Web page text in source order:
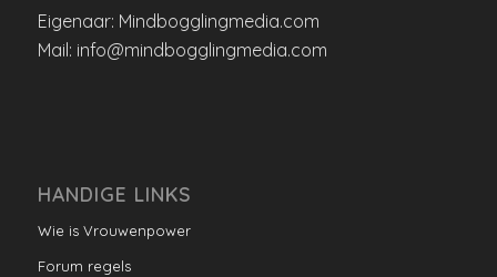
Eigenaar: Mindbogglingmedia.com
Mail: info@mindbogglingmedia.com
HANDIGE LINKS
Wie is Vrouwenpower
Forum regels